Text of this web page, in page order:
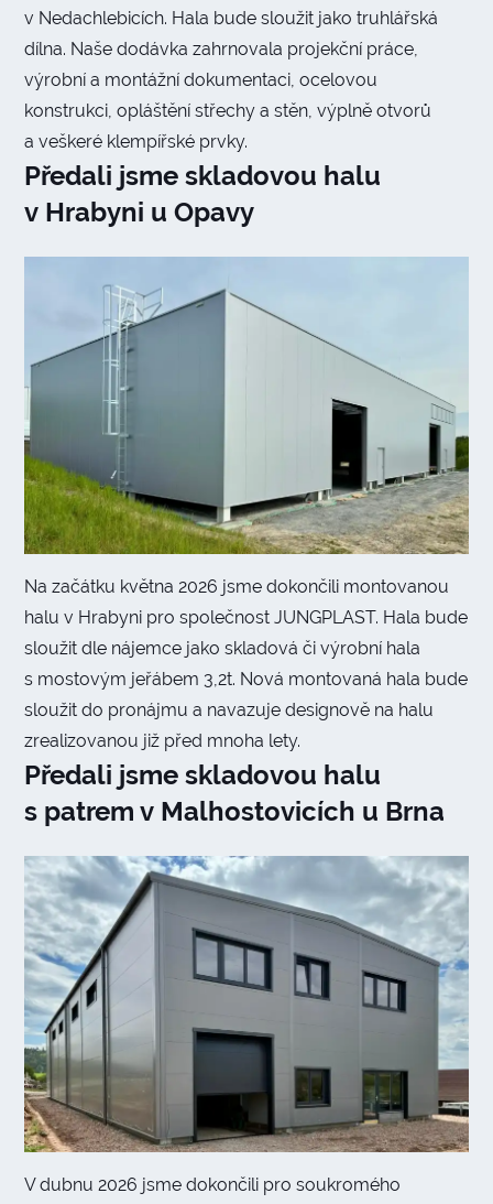
v Nedachlebicích. Hala bude sloužit jako truhlářská
dílna. Naše dodávka zahrnovala projekční práce,
výrobní a montážní dokumentaci, ocelovou
konstrukci, opláštění střechy a stěn, výplně otvorů
a veškeré klempířské prvky.
Předali jsme skladovou halu
v Hrabyni u Opavy
Na začátku května 2026 jsme dokončili montovanou
halu v Hrabyni pro společnost JUNGPLAST. Hala bude
sloužit dle nájemce jako skladová či výrobní hala
s mostovým jeřábem 3,2t. Nová montovaná hala bude
sloužit do pronájmu a navazuje designově na halu
zrealizovanou již před mnoha lety.
Předali jsme skladovou halu
s patrem v Malhostovicích u Brna
V dubnu 2026 jsme dokončili pro soukromého